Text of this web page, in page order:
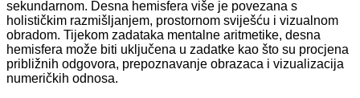
sekundarnom. Desna hemisfera više je povezana s
holističkim razmišljanjem, prostornom sviješću i vizualnom
obradom. Tijekom zadataka mentalne aritmetike, desna
hemisfera može biti uključena u zadatke kao što su procjena
približnih odgovora, prepoznavanje obrazaca i vizualizacija
numeričkih odnosa.